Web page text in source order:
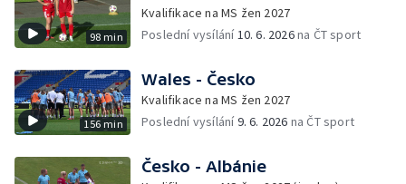
98 min
Kvalifikace na MS žen 2027
Poslední vysílání10. 6. 2026na ČT sport
156 min
Wales - Česko
Kvalifikace na MS žen 2027
Poslední vysílání9. 6. 2026 na ČT sport
Česko - Albánie